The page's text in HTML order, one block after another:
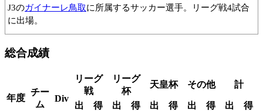
J3のガイナーレ鳥取に所属するサッカー選手。リーグ戦4試合
に出場。
専修大
総合成績
年度
チー
ム
Div
リーグ
戦
リーグ
杯
天皇杯 その他 計
出
得
出
得
出
得
出
得
出
得